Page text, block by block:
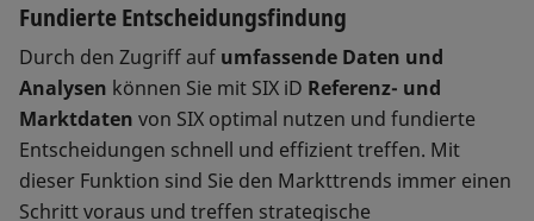
Fundierte Entscheidungsfindung
Durch den Zugriff auf umfassende Daten und
Analysen können Sie mit SIX iD Referenz- und
Marktdaten von SIX optimal nutzen und fundierte
Entscheidungen schnell und effizient treffen. Mit
dieser Funktion sind Sie den Markttrends immer einen
Schritt voraus und treffen strategische